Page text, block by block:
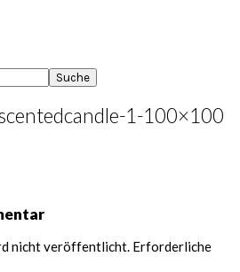
1-100×100
nicht veröffentlicht. Erforderliche